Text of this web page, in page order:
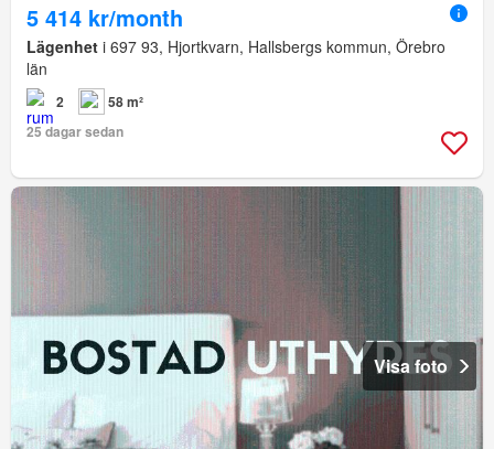
5 414 kr/month
Lägenhet i 697 93, Hjortkvarn, Hallsbergs kommun, Örebro
län
2
58 m²
25 dagar sedan
Visa foto